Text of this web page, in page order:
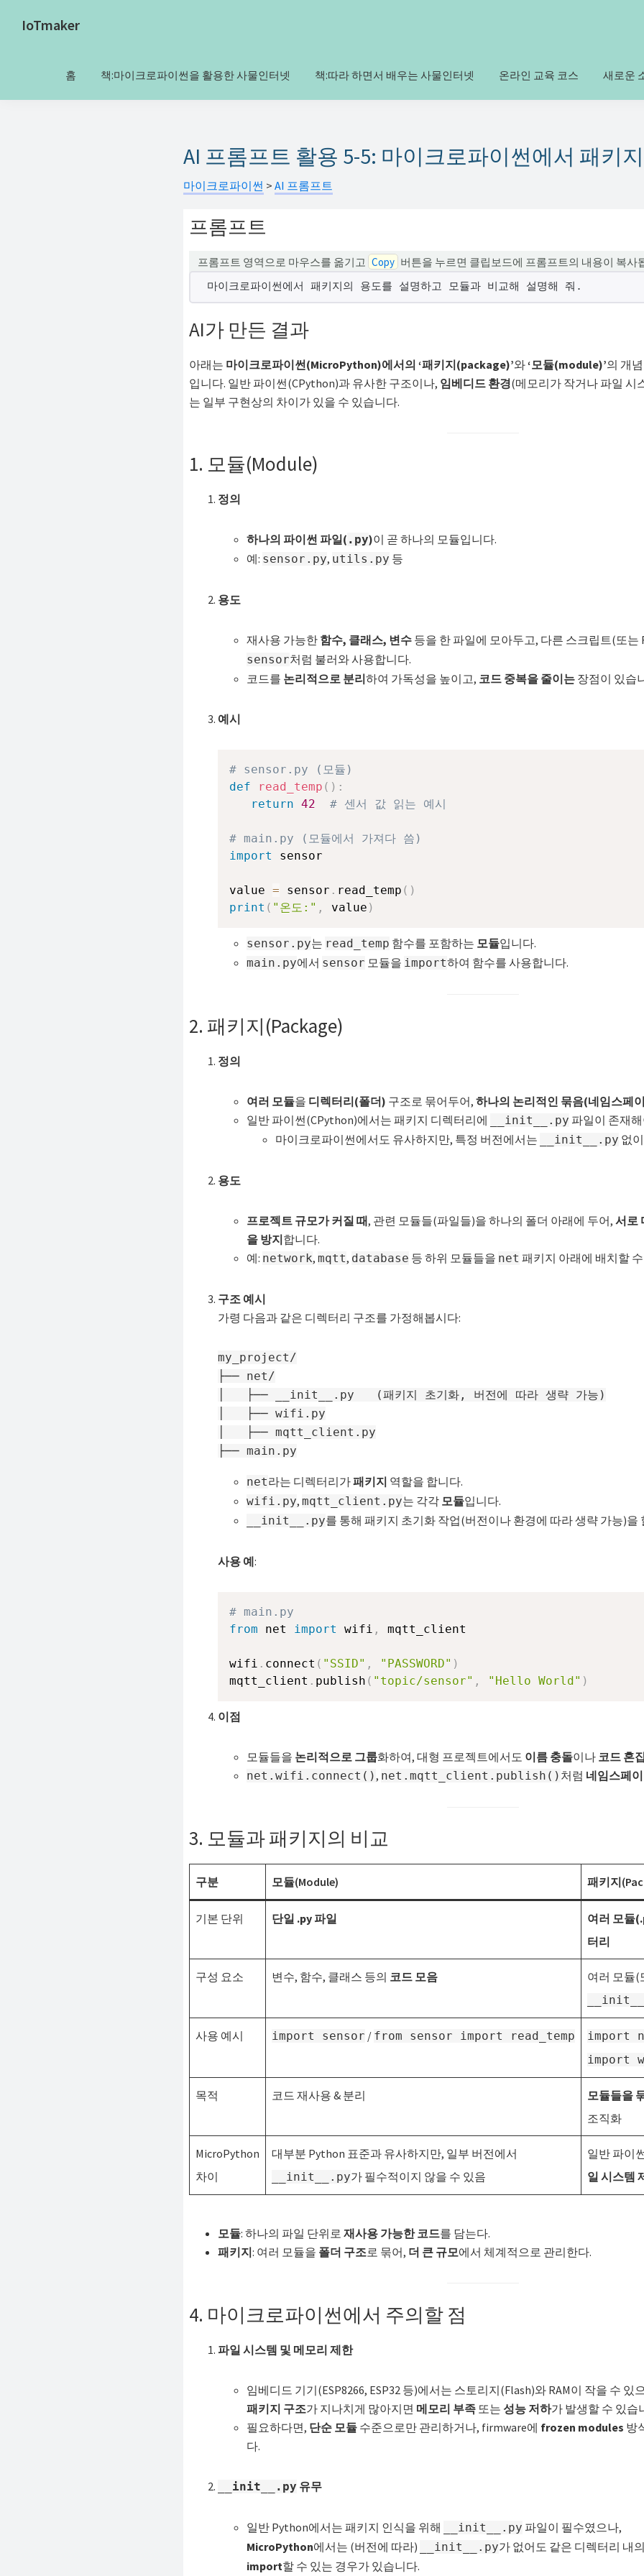
IoTmaker
터
홈 책:마이크로파이썬을 활용한 사물인터넷 책:따라 하면서 배우는 사물인터넷 온라인 교육 코스 새로운
AI 프롬프트 활용 5-5: 마이크로파이썬에서 패키
마이크로파이썬 > AI 프롬프트
프롬프트
프롬프트 영역으로 마우스를 옮기고 Copy 버튼을 누르면 클립보드에 프롬프트의 내용이 복사
마이크로파이썬에서 패키지의 용도를 설명하고 모듈과 비교해 설명해 줘.
AI가 만든 결과
아래는 마이크로파이썬(MicroPython)에서의 ‘패키지(package)’와‘모듈(module)’의 개
입니다. 일반 파이썬(CPython)과 유사한 구조이나, 임베디드 환경(메모리가 작거나 파일 시
는 일부 구현상의 차이가 있을 수 있습니다.
1. 모듈(Module)
정의
하나의 파이썬 파일( .py)이 곧 하나의 모듈입니다.
예: sensor.py, utils.py 등
용도
재사용 가능한 함수, 클래스, 변수등을 한 파일에 모아두고, 다른 스크립트(또는
sensor처럼 불러와 사용합니다.
코드를 논리적으로 분리하여 가독성을 높이고, 코드 중복을 줄이는장점이 있습
예시
# sensor.py (모듈)
def
read_temp ( ) :
return 42 # 센서 값 읽는 예시
# main.py (모듈에서 가져다 씀)
import sensor
value = sensor . read_temp ( )
print ( "온도:" , value )
sensor.py는 read_temp 함수를 포함하는 모듈입니다.
main.py에서 sensor 모듈을 import하여 함수를 사용합니다.
2. 패키지(Package)
정의
여러 모듈을 디렉터리(폴더) 구조로 묶어두어, 하나의 논리적인 묶음(네임스페
일반 파이썬(CPython)에서는 패키지 디렉터리에
__init__.py 파일이 존재
마이크로파이썬에서도 유사하지만, 특정 버전에서는
__init__.py 없
용도
프로젝트 규모가 커질 때, 관련 모듈들(파일들)을 하나의 폴더 아래에 두어, 서로
을 방지합니다.
예: network, mqtt, database 등 하위 모듈들을 net 패키지 아래에 배치할
구조 예시
가령 다음과 같은 디렉터리 구조를 가정해봅시다:
my_project/
├── net/
│   ├── __init__.py   (패키지 초기화, 버전에 따라 생략 가능)
│   ├── wifi.py
│   ├── mqtt_client.py
├── main.py
net라는 디렉터리가패키지 역할을 합니다.
wifi.py, mqtt_client.py는 각각 모듈입니다.
__init__.py를 통해 패키지 초기화 작업(버전이나 환경에 따라 생략 가능)을
사용 예:
# main.py
from net import wifi , mqtt_client
wifi . connect ( "SSID" , "PASSWORD" )
mqtt_client . publish ( "topic/sensor" , "Hello World" )
이점
모듈들을 논리적으로 그룹화하여, 대형 프로젝트에서도 이름 충돌이나 코드 혼
net.wifi.connect(), net.mqtt_client.publish() 처럼 네임스페
3. 모듈과 패키지의 비교
구분 모듈(Module) 패키지
기본 단위 단일 .py 파일
여러 모듈
터리
구성 요소 변수, 함수, 클래스 등의 코드 모음 여러 모듈(
사용 예시 import sensor / from sensor import read_temp
import
import
목적 코드 재사용 & 분리
모듈들을
조직화
MicroPython
차이
대부분 Python 표준과 유사하지만, 일부 버전에서
__init__.py가 필수적이지 않을 수 있음
일반 파이
일 시스템
모듈: 하나의 파일 단위로 재사용 가능한 코드를 담는다.
패키지: 여러 모듈을 폴더 구조로 묶어, 더 큰 규모에서 체계적으로 관리한다.
4. 마이크로파이썬에서 주의할 점
파일 시스템 및 메모리 제한
임베디드 기기(ESP8266, ESP32 등)에서는 스토리지(Flash)와 RAM이 작을 수 있
패키지 구조가 지나치게 많아지면 메모리 부족또는 성능 저하가 발생할 수 있습
필요하다면, 단순 모듈수준으로만 관리하거나, firmware에 frozen modules 방
다.
__init__.py 유무
일반 Python에서는 패키지 인식을 위해 __init__.py 파일이 필수였으나,
MicroPython에서는 (버전에 따라) __init__.py가 없어도 같은 디렉터리 내
import할 수 있는 경우가 있습니다.